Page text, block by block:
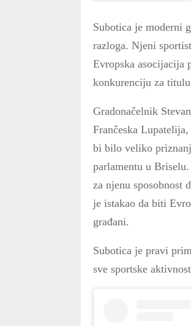
Subotica je moderni
razloga. Njeni
Evropska asocijacija
konkurenciju za titulu
Gradonačelnik
Frančeska
bi bilo veliko
parlamentu u
za njenu sposobnost
je istakao da biti
građani.
Subotica je pravi
sve sportske